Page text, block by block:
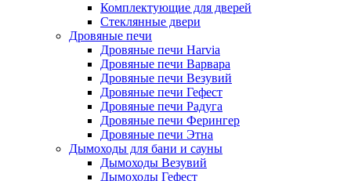
Комплектующие для дверей
Стеклянные двери
Дровяные печи
Дровяные печи Harvia
Дровяные печи Варвара
Дровяные печи Везувий
Дровяные печи Гефест
Дровяные печи Радуга
Дровяные печи Ферингер
Дровяные печи Этна
Дымоходы для бани и сауны
Дымоходы Везувий
Дымоходы Гефест